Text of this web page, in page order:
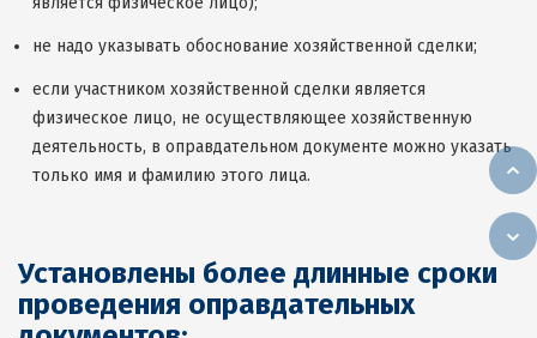
не надо указывать обоснование хозяйственной сделки;
если участником хозяйственной сделки является
физическое лицо, не осуществляющее хозяйственную
деятельность, в оправдательном документе можно указать
только имя и фамилию этого лица.
Установлены более длинные сроки
проведения оправдательных